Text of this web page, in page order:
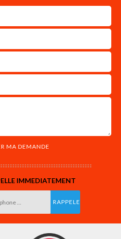
IMMEDIATEMENT